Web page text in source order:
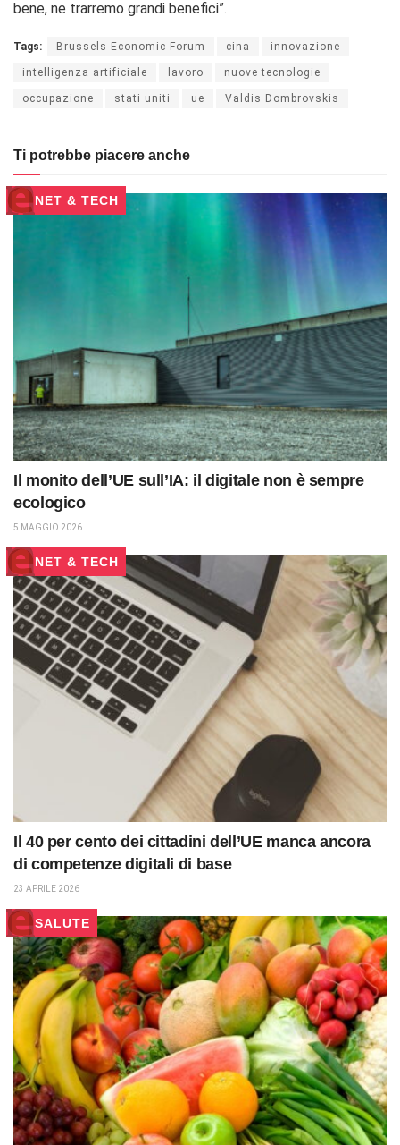
bene, ne trarremo grandi benefici”.
Tags: Brussels Economic Forum cina innovazione
intelligenza artificiale lavoro nuove tecnologie
occupazione stati uniti ue Valdis Dombrovskis
Ti potrebbe piacere anche
NET & TECH
Il monito dell’UE sull’IA: il digitale non è sempre
ecologico
5 MAGGIO 2026
NET & TECH
Il 40 per cento dei cittadini dell’UE manca ancora
di competenze digitali di base
23 APRILE 2026
SALUTE